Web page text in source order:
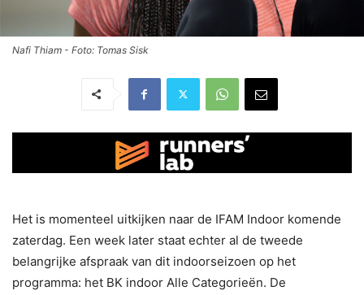
Nafi Thiam - Foto: Tomas Sisk
Het is momenteel uitkijken naar de IFAM Indoor komende
zaterdag. Een week later staat echter al de tweede
belangrijke afspraak van dit indoorseizoen op het
programma: het BK indoor Alle Categorieën. De